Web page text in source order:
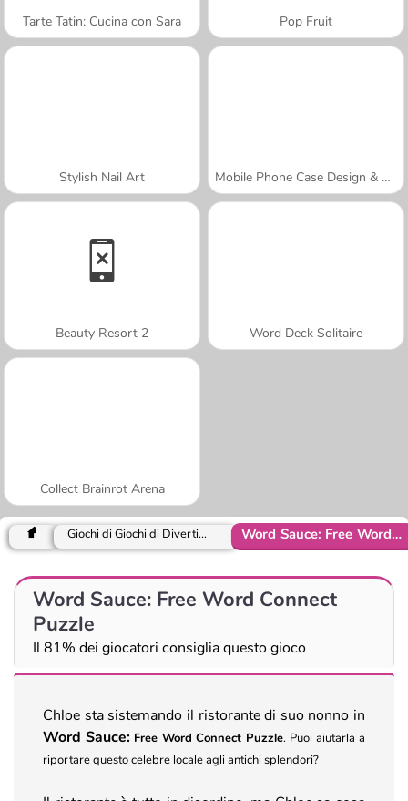
Tarte Tatin: Cucina con Sara Pop Fruit
Stylish Nail Art Mobile Phone Case Design & DIY
Beauty Resort 2 Word Deck Solitaire
Collect Brainrot Arena
Giochi di Giochi di Divertimento per ragazze Word Sauce: Free Word Connect Puzzle
Word Sauce: Free Word Connect
Puzzle
Il 81% dei giocatori consiglia questo gioco
Chloe sta sistemando il ristorante di suo nonno in
Word Sauce: Free Word Connect Puzzle. Puoi aiutarla a
riportare questo celebre locale agli antichi splendori?